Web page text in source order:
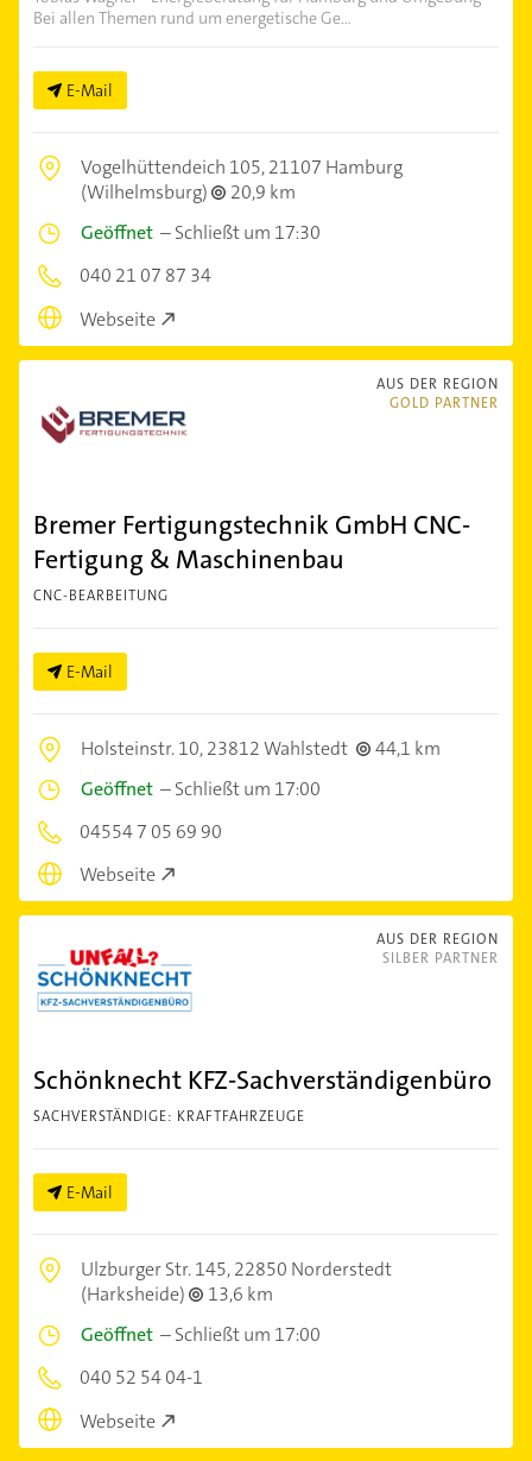
Bei allen Themen rund um energetische Ge...
E-Mail
Vogelhüttendeich 105,21107 Hamburg
(Wilhelmsburg)
20,9 km
Geöffnet –Schließt um 17:30
040 21 07 87 34
Webseite
AUS DER REGION
GOLD PARTNER
Bremer Fertigungstechnik GmbH CNC-
Fertigung & Maschinenbau
CNC-BEARBEITUNG
E-Mail
Holsteinstr. 10,23812 Wahlstedt
44,1 km
Geöffnet –Schließt um 17:00
04554 7 05 69 90
Webseite
AUS DER REGION
SILBER PARTNER
Schönknecht KFZ-Sachverständigenbüro
SACHVERSTÄNDIGE: KRAFTFAHRZEUGE
E-Mail
Ulzburger Str. 145,22850 Norderstedt
(Harksheide)
13,6 km
Geöffnet –Schließt um 17:00
040 52 54 04-1
Webseite